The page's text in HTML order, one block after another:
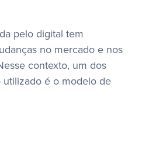
pelo digital tem
no mercado e nos
contexto, um dos
é o modelo de